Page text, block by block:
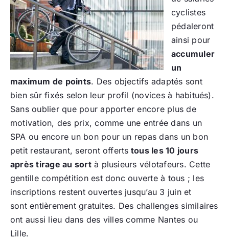
cyclistes
pédaleront
ainsi pour
accumuler
un
maximum de points. Des objectifs adaptés sont
bien sûr fixés selon leur profil (novices à habitués).
Sans oublier que pour apporter encore plus de
motivation, des prix, comme une entrée dans un
SPA ou encore un bon pour un repas dans un bon
petit restaurant, seront offerts tous les 10 jours
après tirage au sortà plusieurs vélotafeurs. Cette
gentille compétition est donc ouverte à tous ; les
inscriptions restent ouvertes jusqu’au 3 juin et
sont entièrement gratuites. Des challenges similaires
ont aussi lieu dans des villes comme Nantes ou
Lille.